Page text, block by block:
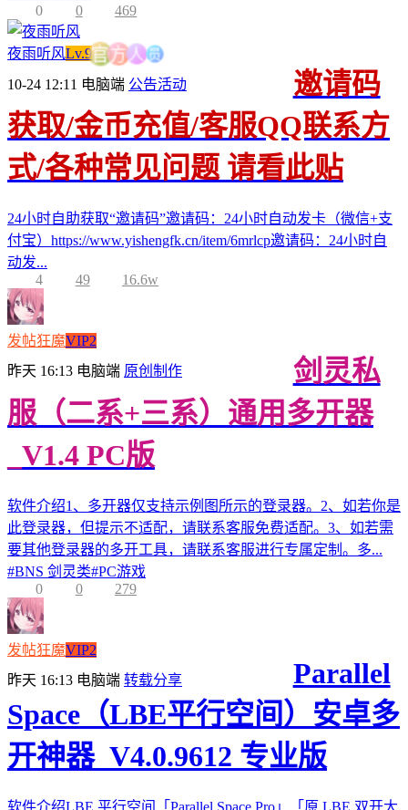
0
0 469
夜雨听风Lv.9官 方人员
10-24 12:11 电脑端 公告活动
邀请码
获取/金币充值/客服QQ联系方
式/各种常见问题 请看此贴
24小时自助获取“邀请码”邀请码：24小时自动发卡（微信+支
付宝）https://www.yishengfk.cn/item/6mrlcp邀请码：24小时自
动发...
4
49 16.6w
发帖狂魔VIP2
昨天 16:13 电脑端 原创制作
剑灵私
服（二系+三系）通用多开器
_V1.4 PC版
软件介绍1、多开器仅支持示例图所示的登录器。2、如若你是
此登录器，但提示不适配，请联系客服免费适配。3、如若需
要其他登录器的多开工具，请联系客服进行专属定制。多...
#BNS 剑灵类#PC游戏
0
0 279
发帖狂魔VIP2
昨天 16:13 电脑端 转载分享
Parallel
Space（LBE平行空间）安卓多
开神器_V4.0.9612 专业版
软件介绍LBE 平行空间「Parallel Space Pro」「原 LBE 双开大